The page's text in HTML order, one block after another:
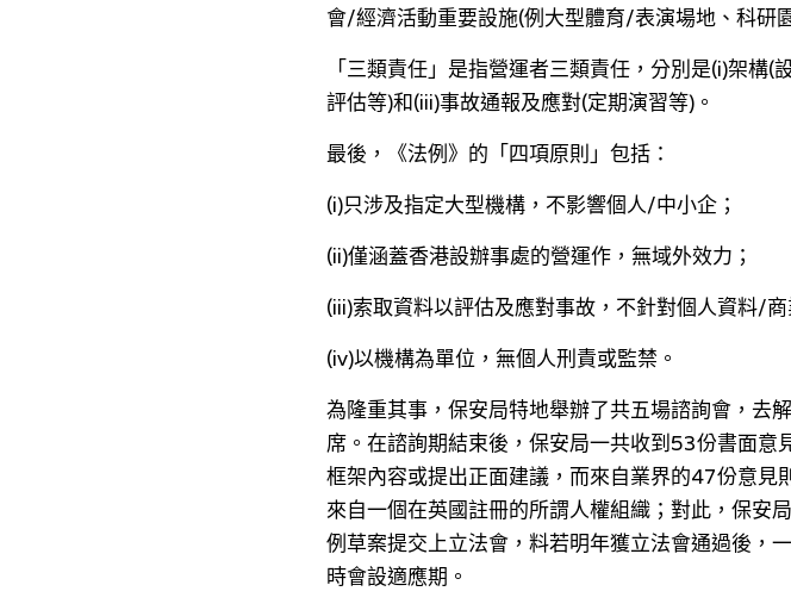
會/經濟活動重要設施(例大型體育/表演場地、科研
「三類責任」是指營運者三類責任，分別是(i)架構
評估等)和(iii)事故通報及應對(定期演習等)。
最後，《法例》的「四項原則」包括：
(i)只涉及指定大型機構，不影響個人/中小企；
(ii)僅涵蓋香港設辦事處的營運作，無域外效力；
(iii)索取資料以評估及應對事故，不針對個人資料/
(iv)以機構為單位，無個人刑責或監禁。
為隆重其事，保安局特地舉辦了共五場諮詢會，去
席。在諮詢期結束後，保安局一共收到53份書面
框架內容或提出正面建議，而來自業界的47份意見
來自一個在英國註冊的所謂人權組織；對此，保安
例草案提交上立法會，料若明年獲立法會通過後，
時會設適應期。